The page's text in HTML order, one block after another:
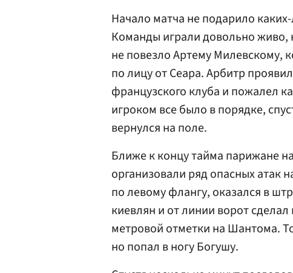
Начало матча не подарило
Команды играли довольно живо,
не повезло Артему Милевскому,
по лицу от Сеара. Арбитр
французского клуба и пожалел
игроком все было в порядке,
вернулся на поле.
Ближе к концу тайма парижане
организовали ряд опасных атак
по левому флангу, оказался в
киевлян и от линии ворот
метровой отметки на Шантома.
но попал в ногу Богушу.